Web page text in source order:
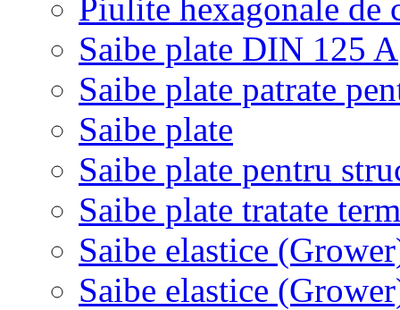
Piulite hexagonale
Saibe plate DIN 125 A
Saibe plate patrate
Saibe plate
Saibe plate pentru
Saibe plate tratate
Saibe elastice
Saibe elastice